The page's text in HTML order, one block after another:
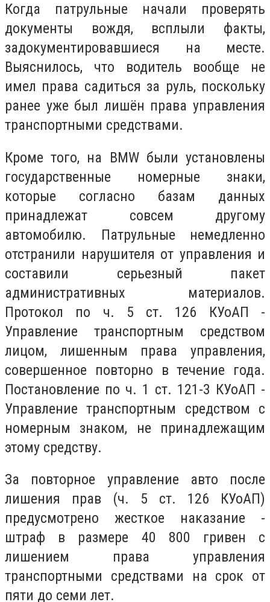
Когда патрульные начали проверять
документы вождя, всплыли факты,
задокументировавшиеся на месте.
Выяснилось, что водитель вообще не
имел права садиться за руль, поскольку
ранее уже был лишён права управления
транспортными средствами.
Кроме того, на BMW были установлены
государственные номерные знаки,
которые согласно базам данных
принадлежат совсем другому
автомобилю. Патрульные немедленно
отстранили нарушителя от управления и
составили серьезный пакет
административных материалов.
Протокол по ч. 5 ст. 126 КУоАП -
Управление транспортным средством
лицом, лишенным права управления,
совершенное повторно в течение года.
Постановление по ч. 1 ст. 121-3 КУоАП -
Управление транспортным средством с
номерным знаком, не принадлежащим
этому средству.
За повторное управление авто после
лишения прав (ч. 5 ст. 126 КУоАП)
предусмотрено жесткое наказание -
штраф в размере 40 800 гривен с
лишением права управления
транспортными средствами на срок от
пяти до семи лет.